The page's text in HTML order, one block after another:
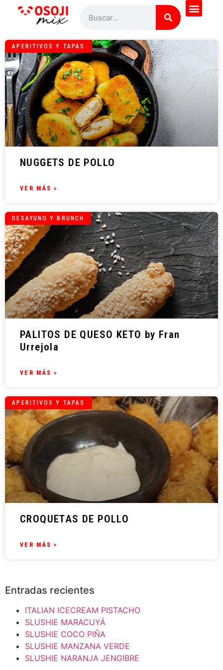
APERITIVOS Y TAPAS
NUGGETS DE POLLO
VER MÁS »
DESAYUNO Y BRUNCH
PALITOS DE QUESO KETO by Fran
Urrejola
VER MÁS »
APERITIVOS Y TAPAS
CROQUETAS DE POLLO
VER MÁS »
Entradas recientes
ITALIAN ICECREAM PISTACHO
SLUSHIE MARACUYÁ
SLUSHIE COCO PIÑA
SLUSHIE MANZANA VERDE
SLUSHIE NARANJA JENGIBRE